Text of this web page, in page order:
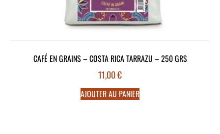
CAFÉ EN GRAINS – COSTA RICA TARRAZU – 250 GRS
11,00€
AJOUTER AU PANIER